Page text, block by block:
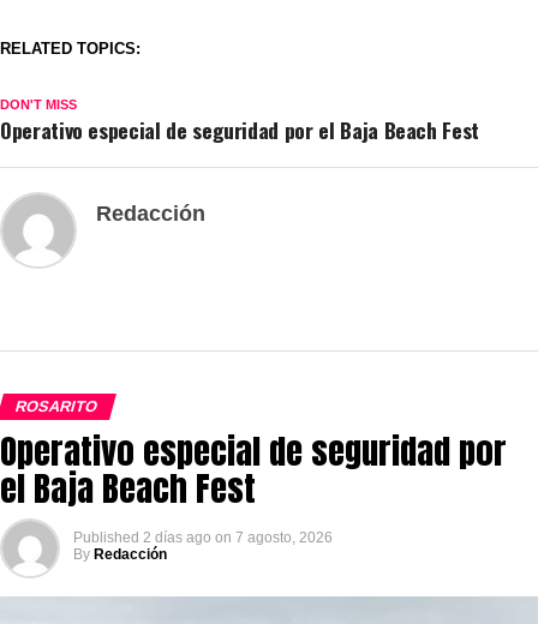
RELATED TOPICS:
DON'T MISS
Operativo especial de seguridad por el Baja Beach Fest
Redacción
ROSARITO
Operativo especial de seguridad por
el Baja Beach Fest
Published 2 días ago on 7 agosto, 2026
By Redacción